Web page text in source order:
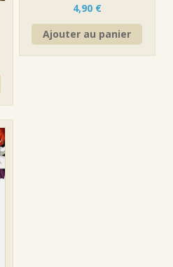
4,90 €
Ajouter au panier